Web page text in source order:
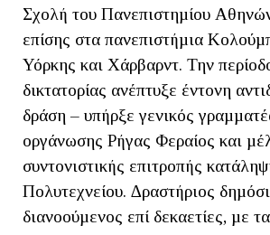
Σχολή του Πανεπιστηµίου
επίσης στα πανεπιστήµια
Υόρκης και Χάρβαρντ. Την
δικτατορίας ανέπτυξε έντονη
δράση – υπήρξε γενικός
οργάνωσης Ρήγας Φεραίος και
συντονιστικής επιτροπής
Πολυτεχνείου. ∆ραστήριος
διανοούµενος επί δεκαετίες, µε